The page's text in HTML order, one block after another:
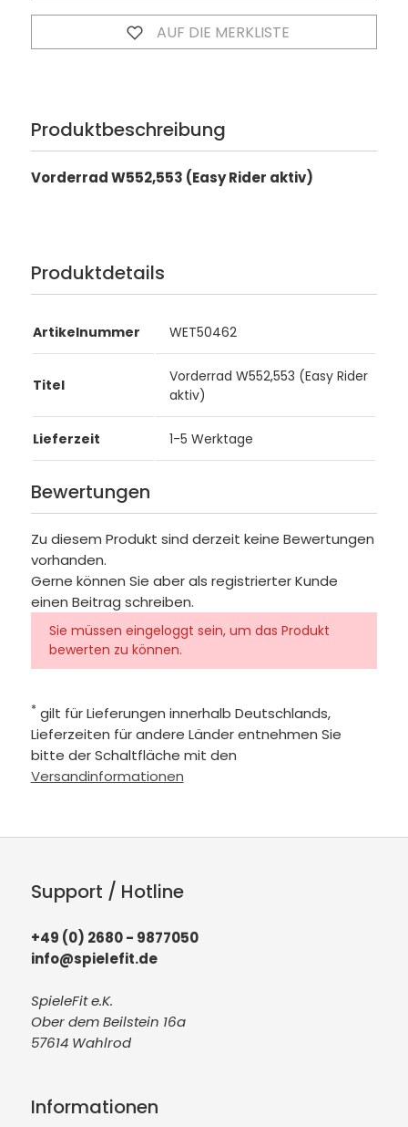
AUF DIE MERKLISTE
Produktbeschreibung
Vorderrad W552,553 (Easy Rider aktiv)
Produktdetails
Artikelnummer WET50462
Titel
Vorderrad W552,553 (Easy Rider
aktiv)
Lieferzeit 1-5 Werktage
Bewertungen
Zu diesem Produkt sind derzeit keine Bewertungen
vorhanden.
Gerne können Sie aber als registrierter Kunde
einen Beitrag schreiben.
Sie müssen eingeloggt sein, um das Produkt
bewerten zu können.
* gilt für Lieferungen innerhalb Deutschlands,
Lieferzeiten für andere Länder entnehmen Sie
bitte der Schaltfläche mit den
Versandinformationen
Support / Hotline
+49 (0) 2680 - 9877050
info@spielefit.de
SpieleFit e.K.
Ober dem Beilstein 16a
57614 Wahlrod
Informationen